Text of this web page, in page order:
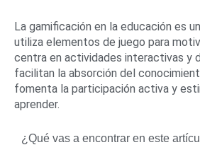
La gamificación en la educación es
utiliza elementos de juego para
centra en actividades interactivas y
facilitan la absorción del
fomenta la participación activa y
aprender.
¿Qué vas a encontrar en este